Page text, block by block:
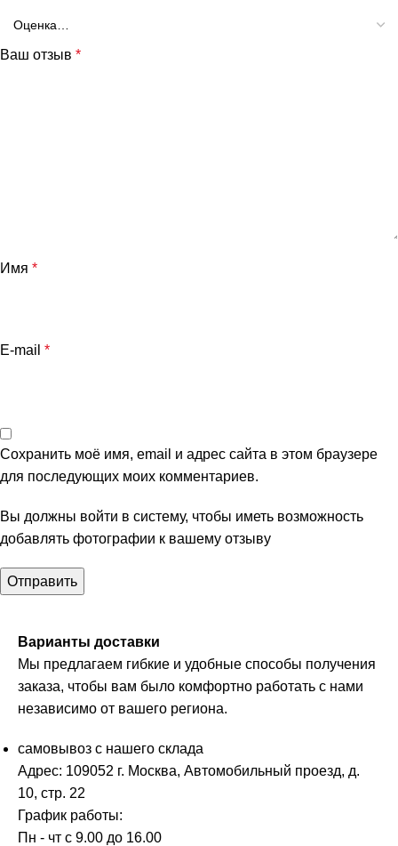
Ваш отзыв *
Имя *
E-mail *
Сохранить моё имя, email и адрес сайта в этом браузере
для последующих моих комментариев.
Вы должны войти в систему, чтобы иметь возможность
добавлять фотографии к вашему отзыву
Варианты доставки
Мы предлагаем гибкие и удобные способы получения
заказа, чтобы вам было комфортно работать с нами
независимо от вашего региона.
самовывоз с нашего склада
Адрес: 109052 г. Москва, Автомобильный проезд, д.
10, стр. 22
График работы:
Пн - чт с 9.00 до 16.00